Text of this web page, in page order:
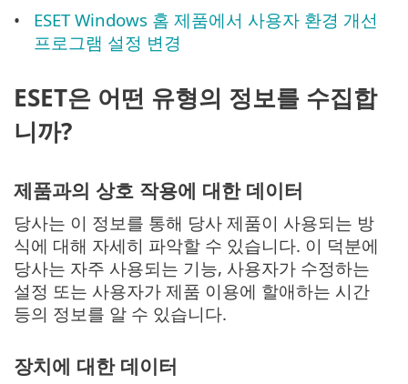
ESET Windows 홈 제품에서 사용자 환경 개선
프로그램 설정 변경
ESET은 어떤 유형의 정보를 수집합
니까?
제품과의 상호 작용에 대한 데이터
당사는 이 정보를 통해 당사 제품이 사용되는 방
식에 대해 자세히 파악할 수 있습니다. 이 덕분에
당사는 자주 사용되는 기능, 사용자가 수정하는
설정 또는 사용자가 제품 이용에 할애하는 시간
등의 정보를 알 수 있습니다.
장치에 대한 데이터